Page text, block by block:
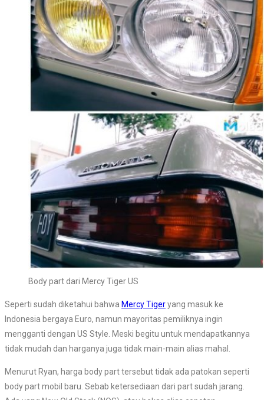
Body part dari Mercy Tiger US
Seperti sudah diketahui bahwa Mercy Tigeryang masuk ke
Indonesia bergaya Euro, namun mayoritas pemiliknya ingin
mengganti dengan US Style. Meski begitu untuk mendapatkannya
tidak mudah dan harganya juga tidak main-main alias mahal.
Menurut Ryan, harga body part tersebut tidak ada patokan seperti
body part mobil baru. Sebab ketersediaan dari part sudah jarang.